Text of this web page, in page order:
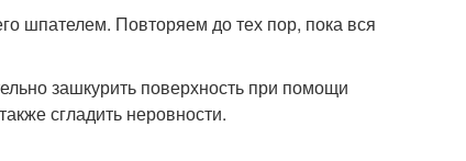
шпателем. Повторяем до тех пор, пока вся
зашкурить поверхность при помощи
сгладить неровности.